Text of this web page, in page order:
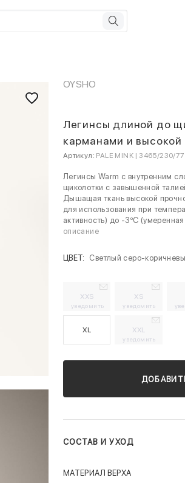
OYSHO
Легинсы длиной до
карманами и
Артикул: PALE MINK | 3465/230/
Легинсы Warm с внутренним
щиколотки с завышенной
Дышащая ткань высокой
для использования при
активность) до -3ºC (умеренная
описание
ЦВЕТ: Светлый серо-
XXS
уведомить
XS
уведомить
XL XXL
уведомить
СОСТАВ И УХОД
МАТЕРИАЛ ВЕРХА